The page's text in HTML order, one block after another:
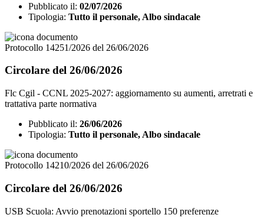
Pubblicato il: 02/07/2026
Tipologia: Tutto il personale, Albo sindacale
Protocollo 14251/2026 del 26/06/2026
Circolare del 26/06/2026
Flc Cgil - CCNL 2025-2027: aggiornamento su aumenti, arretrati e
trattativa parte normativa
Pubblicato il: 26/06/2026
Tipologia: Tutto il personale, Albo sindacale
Protocollo 14210/2026 del 26/06/2026
Circolare del 26/06/2026
USB Scuola: Avvio prenotazioni sportello 150 preferenze